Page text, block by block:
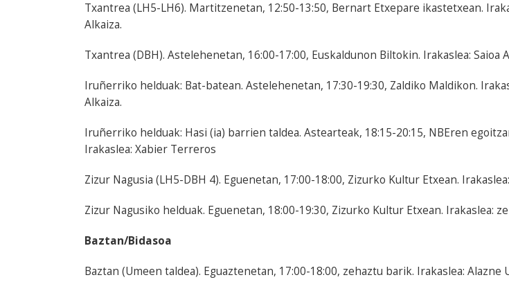
Txantrea (LH5-LH6). Martitzenetan, 12:50-13:50, Bernart Etxepare ikastetxean.
Alkaiza.
Txantrea (DBH). Astelehenetan, 16:00-17:00, Euskaldunon Biltokin. Irakaslea: Saioa
Iruñerriko helduak: Bat-batean. Astelehenetan, 17:30-19:30, Zaldiko Maldikon.
Alkaiza.
Iruñerriko helduak: Hasi (ia) barrien taldea. Astearteak, 18:15-20:15, NBEren
Irakaslea: Xabier Terreros
Zizur Nagusia (LH5-DBH 4). Eguenetan, 17:00-18:00, Zizurko Kultur Etxean.
Zizur Nagusiko helduak. Eguenetan, 18:00-19:30, Zizurko Kultur Etxean. Irakaslea:
Baztan/Bidasoa
Baztan (Umeen taldea). Eguaztenetan, 17:00-18:00, zehaztu barik. Irakaslea: Alazne